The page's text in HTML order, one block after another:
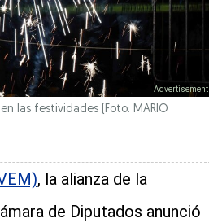
las festividades (Foto: MARIO
, la alianza de la
de Diputados anunció